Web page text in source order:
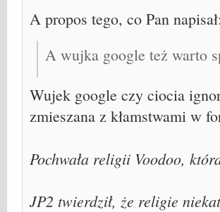
A propos tego, co Pan napisał:
A wujka google też warto
Wujek google czy ciocia
zmieszana z kłamstwami w
Pochwała religii Voodoo,
JP2 twierdził, że religie